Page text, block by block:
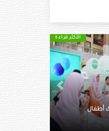
والطفولة يكرم
الإماراتي للطفل
عضويتهم
Next